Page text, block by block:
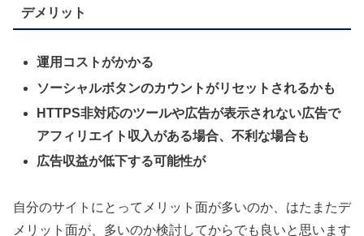
デメリット
運用コストがかかる
ソーシャルボタンのカウントがリセットされるかも
HTTPS非対応のツールや広告が表示されない広告で
アフィリエイト収入がある場合、不利な場合も
広告収益が低下する可能性が
自分のサイトにとってメリット面が多いのか、はたまたデ
メリット面が、多いのか検討してからでも良いと思います